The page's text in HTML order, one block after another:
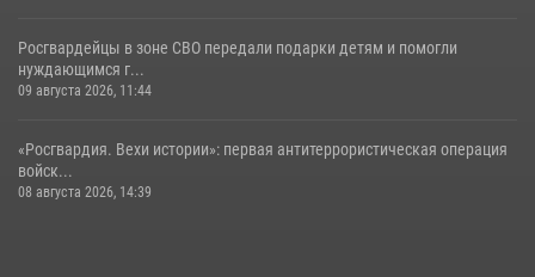
Росгвардейцы в зоне СВО передали подарки детям и помогли
нуждающимся г...
09 августа 2026, 11:44
«Росгвардия. Вехи истории»: первая антитеррористическая операция
войск...
08 августа 2026, 14:39